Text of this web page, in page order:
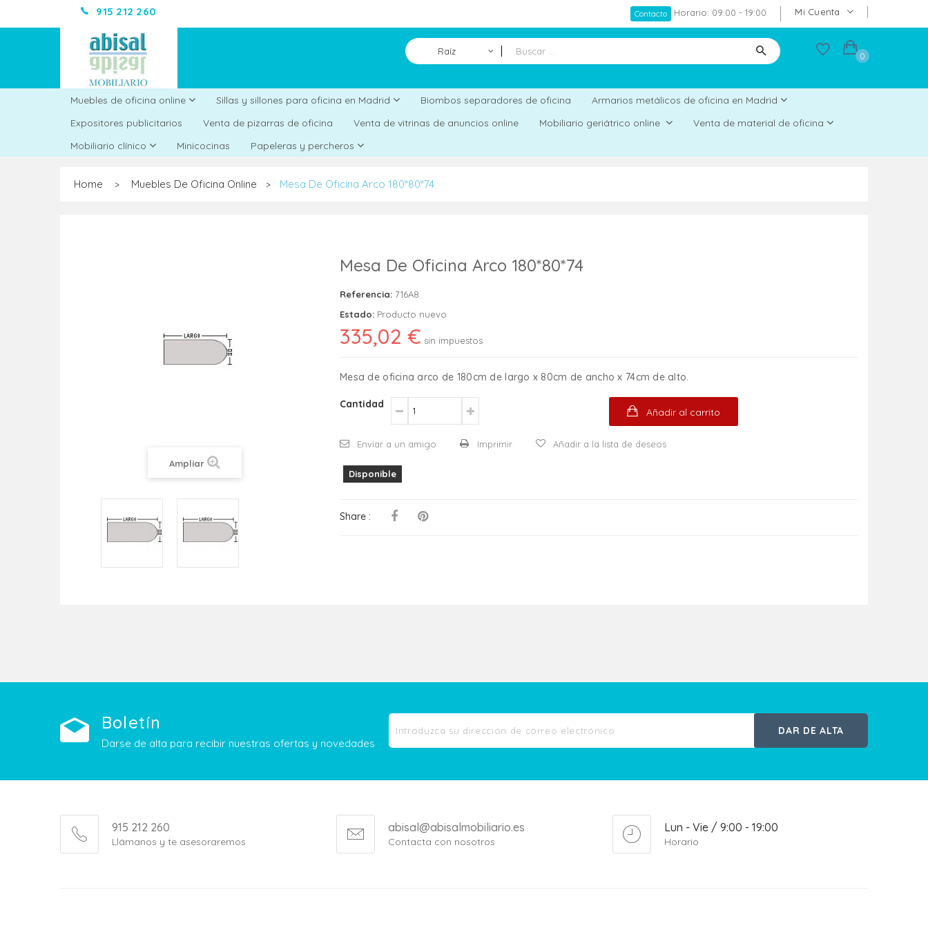
915 212 260 Mi Cuenta
Contacto Horario: 09:00 - 19:00
Raíz 0
Muebles de oficina online Sillas y sillones para oficina en Madrid Biombos separadores de oficina
Armarios metálicos de oficina en Madrid
Expositores publicitarios
Venta de pizarras de oficina Venta de vitrinas de anuncios online Mobiliario geriátrico online
Venta de material de oficina
Mobiliario clínico
Minicocinas Papeleras y percheros
Home > Muebles De Oficina Online > Mesa De Oficina Arco 180*80*74
Ampliar
Mesa De Oficina Arco 180*80*74
Referencia: 716A8
Estado: Producto nuevo
335,02 € sin impuestos
Mesa de oficina arco de 180cm de largo x 80cm de ancho x 74cm de alto.
Cantidad
Añadir al carrito
Enviar a un amigo Imprimir Añadir a la lista de deseos
Disponible
Share :
Boletín
Darse de alta para recibir nuestras ofertas y novedades
DAR DE ALTA
915 212 260
Llámanos y te asesoraremos
abisal@abisalmobiliario.es
Contacta con nosotros
Lun - Vie / 9:00 - 19:00
Horario